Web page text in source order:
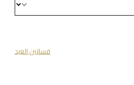
فساتين العيد